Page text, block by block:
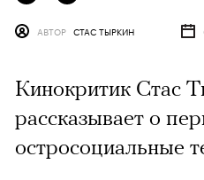
АВТОР СТАС ТЫРКИН
Кинокритик Стас
рассказывает о
остросоциальные